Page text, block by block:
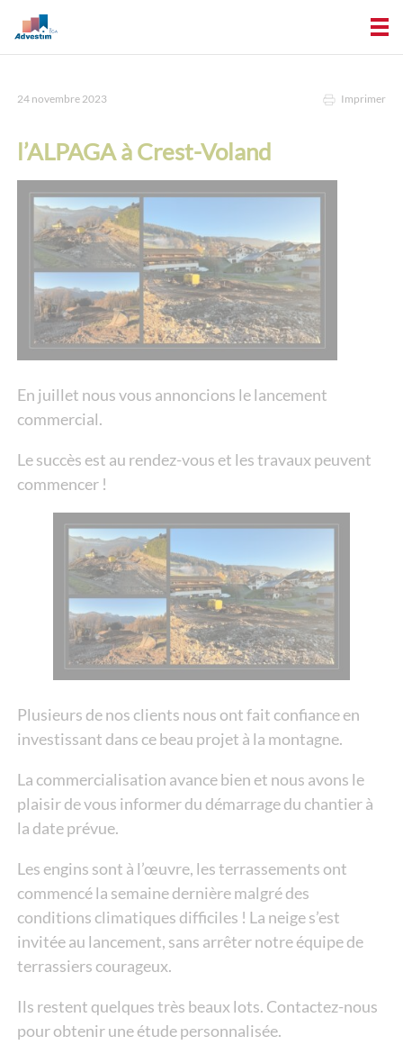
24 novembre 2023 Imprimer
l’ALPAGA à Crest-Voland
En juillet nous vous annoncions le lancement
commercial.
Le succès est au rendez-vous et les travaux peuvent
commencer !
Plusieurs de nos clients nous ont fait confiance en
investissant dans ce beau projet à la montagne.
La commercialisation avance bien et nous avons le
plaisir de vous informer du démarrage du chantier à
la date prévue.
Les engins sont à l’œuvre, les terrassements ont
commencé la semaine dernière malgré des
conditions climatiques difficiles ! La neige s’est
invitée au lancement, sans arrêter notre équipe de
terrassiers courageux.
Ils restent quelques très beaux lots. Contactez-nous
pour obtenir une étude personnalisée.